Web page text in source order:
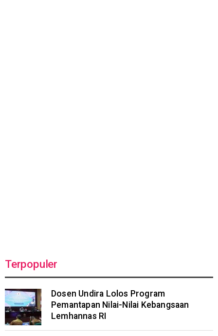
Terpopuler
Dosen Undira Lolos Program
Pemantapan Nilai-Nilai Kebangsaan
Lemhannas RI